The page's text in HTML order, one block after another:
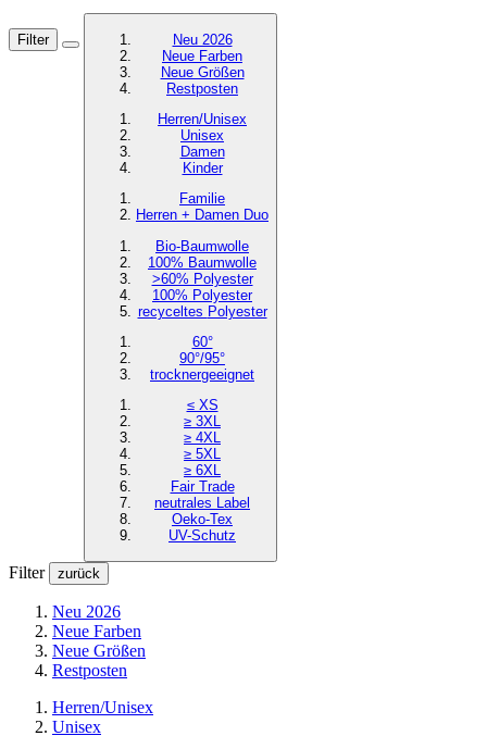
Filter
Neu 2026
Neue Farben
Neue Größen
Restposten
Herren/Unisex
Unisex
Damen
Kinder
Familie
Herren + Damen Duo
Bio-Baumwolle
100% Baumwolle
>60% Polyester
100% Polyester
recyceltes Polyester
60°
90°/95°
trocknergeeignet
≤ XS
≥ 3XL
≥ 4XL
≥ 5XL
≥ 6XL
Fair Trade
neutrales Label
Oeko-Tex
UV-Schutz
Filter zurück
Neu 2026
Neue Farben
Neue Größen
Restposten
Herren/Unisex
Unisex